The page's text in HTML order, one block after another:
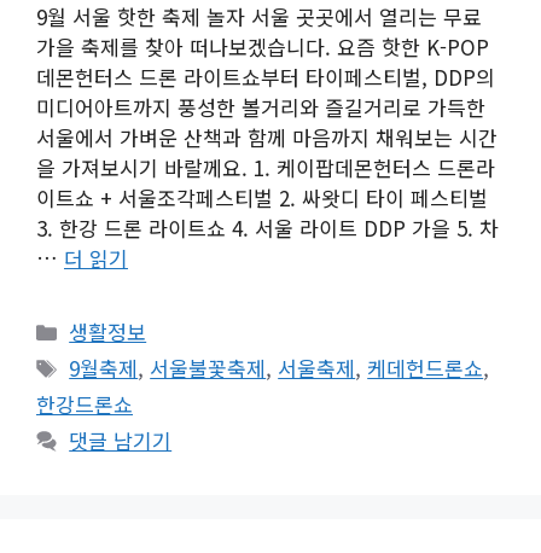
9월 서울 핫한 축제 놀자 서울 곳곳에서 열리는 무료
가을 축제를 찾아 떠나보겠습니다. 요즘 핫한 K-POP
데몬헌터스 드론 라이트쇼부터 타이페스티벌, DDP의
미디어아트까지 풍성한 볼거리와 즐길거리로 가득한
서울에서 가벼운 산책과 함께 마음까지 채워보는 시간
을 가져보시기 바랄께요. 1. 케이팝데몬헌터스 드론라
이트쇼 + 서울조각페스티벌 2. 싸왓디 타이 페스티벌
3. 한강 드론 라이트쇼 4. 서울 라이트 DDP 가을 5. 차
… 더 읽기
카
테
고
리
생활정보
태
그
9월축제, 서울불꽃축제, 서울축제, 케데헌드론쇼,
한강드론쇼
댓글 남기기